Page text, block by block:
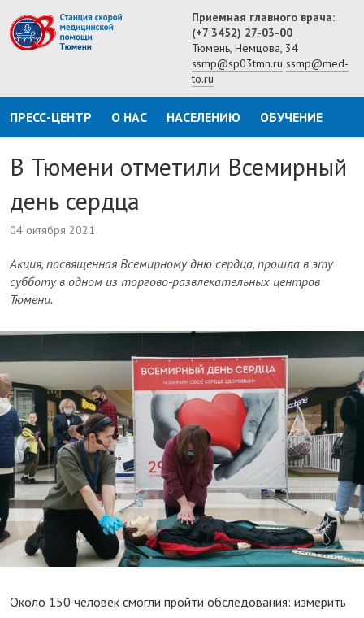
Приемная главного врача:
(+7 3452) 27-03-00
Тюмень, Немцова, 34
ssmp@sp03tmn.ru ssmp@med-
to.ru
ПРЕСС-ЦЕНТР О НАС НАСЕЛЕНИЮ ОБУЧЕНИЕ
В Тюмени отметили Всемирный
день сердца
04 октября 2021
Акция, посвященная Всемирному дню сердца, прошла в эту
субботу в одном из торгово-развлекательных центров
Тюмени.
Около 150 человек смогли пройти обследования: измерить